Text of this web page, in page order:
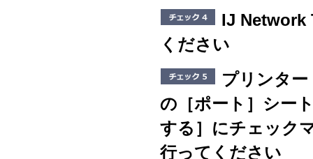
IJ Network
ください
プリンタ
の［ポート ］シー
する ］にチェック
行ってください